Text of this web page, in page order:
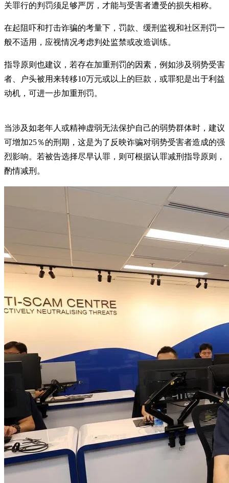
关罪行的判罚须足够严厉，才能与受害者遭受的损失相称。
在起阻吓和打击诈骗的考量下，罚款、缓刑监视和社区刑罚一
般不适用，应视情况考虑判处监禁或改造训练。
指导原则也建议，若存在加重刑罚的因素，例如涉及弱势受害
者、户头被用来转移10万元或以上的巨款，或罪犯是出于利益
动机，可进一步加重刑罚。
当涉及如老年人或精神虚弱无法保护自己的弱势群体时，建议
可增加25％的刑期，这是为了反映诈骗对弱势受害者造成的强
烈影响。若被告选择尽早认罪，则可根据认罪减刑指导原则，
酌情减刑。